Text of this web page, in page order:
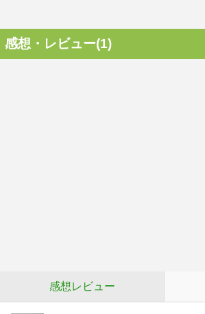
感想・レビュー(1)
感想レビュー